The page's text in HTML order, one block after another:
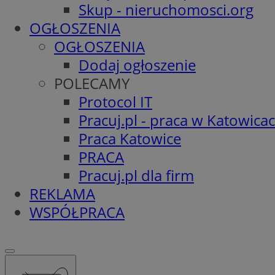
Skup - nieruchomosci.org
OGŁOSZENIA
OGŁOSZENIA
Dodaj ogłoszenie
POLECAMY
Protocol IT
Pracuj.pl - praca w
Praca Katowice
PRACA
Pracuj.pl dla firm
REKLAMA
WSPÓŁPRACA